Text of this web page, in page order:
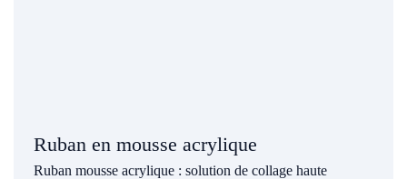
Ruban en mousse acrylique
Ruban mousse acrylique : solution de collage haute